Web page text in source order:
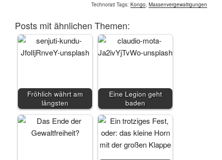
Technorati Tags: Kongo Massenvergewaltigungen
Posts mit ähnlichen Themen:
Fröhlich währt am
längsten
Eine Legion geht
baden